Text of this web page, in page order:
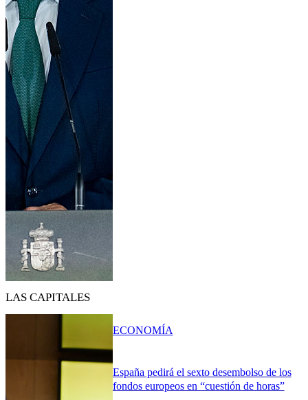
LAS CAPITALES
España pedirá el sexto desembolso de los
fondos europeos en “cuestión de horas”
ECONOMÍA